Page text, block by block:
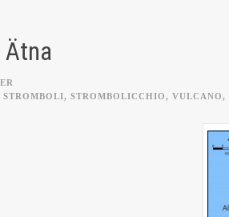
Ätna
STROMBOLI, STROMBOLICCHIO, VULCANO,